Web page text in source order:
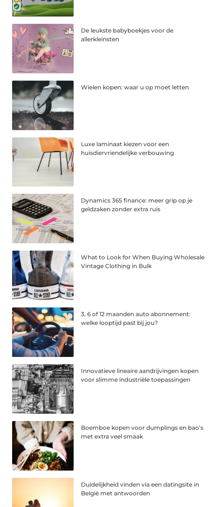
De leukste babyboekjes voor de
allerkleinsten
Wielen kopen: waar u op moet letten
Luxe laminaat kiezen voor een
huisdiervriendelijke verbouwing
Dynamics 365 finance: meer grip op je
geldzaken zonder extra ruis
What to Look for When Buying Wholesale
Vintage Clothing in Bulk
3, 6 of 12 maanden auto abonnement:
welke looptijd past bij jou?
Innovatieve lineaire aandrijvingen kopen
voor slimme industriële toepassingen
Boemboe kopen voor dumplings en bao’s
met extra veel smaak
Duidelijkheid vinden via een datingsite in
België met antwoorden